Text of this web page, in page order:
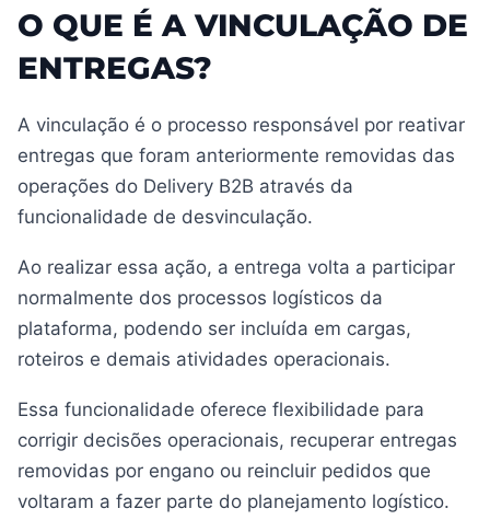
O QUE É A VINCULAÇÃO DE
ENTREGAS?
A vinculação é o processo responsável por reativar
entregas que foram anteriormente removidas das
operações do Delivery B2B através da
funcionalidade de desvinculação.
Ao realizar essa ação, a entrega volta a participar
normalmente dos processos logísticos da
plataforma, podendo ser incluída em cargas,
roteiros e demais atividades operacionais.
Essa funcionalidade oferece flexibilidade para
corrigir decisões operacionais, recuperar entregas
removidas por engano ou reincluir pedidos que
voltaram a fazer parte do planejamento logístico.